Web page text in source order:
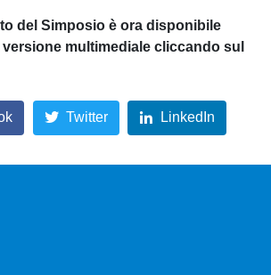
del Simposio è ora disponibile
multimediale cliccando sul
Twitter LinkedIn